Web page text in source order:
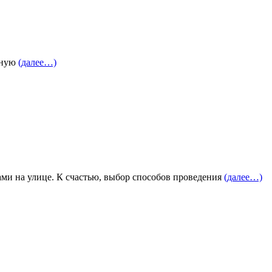
(далее…)
на улице. К счастью, выбор способов проведения (далее…)